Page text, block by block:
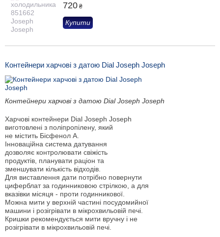
720 ₴
Купити
Контейнери харчові з датою Dial Joseph Joseph
Контейнери харчові з датою Dial Joseph Joseph
Харчові контейнери Dial Joseph Joseph
виготовлені з поліпропілену, який
не містить Бісфенол А.
Інноваційна система датування
дозволяє контролювати свіжість
продуктів, планувати раціон та
зменшувати кількість відходів.
Для виставлення дати потрібно повернути
циферблат за годинниковою стрілкою, а для
вказівки місяця - проти годинникової.
Можна мити у верхній частині посудомийної
машини і розігрівати в мікрохвильовій печі.
Кришки рекомендується мити вручну і не
розігрівати в мікрохвильовій печі.